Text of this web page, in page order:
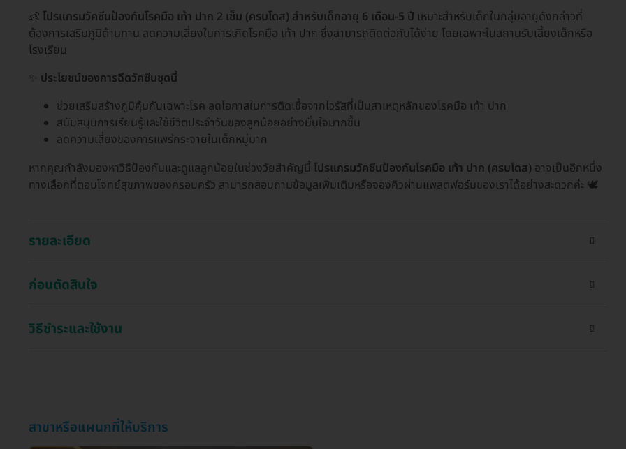
👶 โปรแกรมวัคซีนป้องกันโรคมือ เท้า ปาก 2 เข็ม (ครบโดส) สำหรับเด็กอายุ 6 เดือน-5 ปี เหมาะสำหรับเด็กในกลุ่มอายุดังกล่าวที่
ต้องการเสริมภูมิต้านทาน ลดความเสี่ยงในการเกิดโรคมือ เท้า ปาก ซึ่งสามารถติดต่อกันได้ง่าย โดยเฉพาะในสถานรับเลี้ยงเด็กหรือ
โรงเรียน
ประโยชน์ของการฉีดวัคซีนชุดนี้
ช่วยเสริมสร้างภูมิคุ้มกันเฉพาะโรค ลดโอกาสในการติดเชื้อจากไวรัสที่เป็นสาเหตุหลักของโรคมือ เท้า ปาก
สนับสนุนการเรียนรู้และใช้ชีวิตประจำวันของลูกน้อยอย่างมั่นใจมากขึ้น
ลดความเสี่ยงของการแพร่กระจายในเด็กหมู่มาก
หากคุณกำลังมองหาวิธีป้องกันและดูแลลูกน้อยในช่วงวัยสำคัญนี้ โปรแกรมวัคซีนป้องกันโรคมือ เท้า ปาก (ครบโดส) อาจเป็นอีกหนึ่ง
ทางเลือกที่ตอบโจทย์สุขภาพของครอบครัว สามารถสอบถามข้อมูลเพิ่มเติมหรือจองคิวผ่านแพลตฟอร์มของเราได้อย่างสะดวกค่ะ 🕊️
รายละเอียด
ก่อนตัดสินใจ
วิธีชำระและใช้งาน
สาขาหรือแผนกที่ให้บริการ